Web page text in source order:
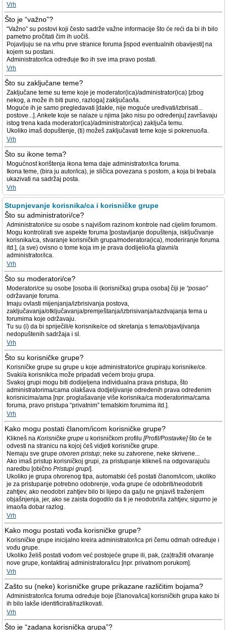
Vrh
Što je “važno”?
“Važno” su postovi koji često sadrže važne informacije što će reći da bi ih bilo
pametno pročitati čim ih uočiš.
Pojavljuju se na vrhu prve stranice foruma [ispod eventualnih obavijesti] na
kojem su postani.
Administrator/ica određuje tko ih sve ima pravo postati.
Vrh
Što su zaključane teme?
Zaključane teme su teme koje je moderator(ica)/administrator(ica) [zbog
nekog, a može ih biti puno, razloga] zaključao/la.
Moguće ih je samo pregledavati [dakle, nije moguće uređivati/izbrisati...
postove...]. Ankete koje se nalaze u njima [ako nisu po određenju] završavaju
istog trena kada moderator(ica)/administrator(ica) zaključa temu.
Ukoliko imaš dopuštenje, (ti) možeš zaključavati teme koje si pokrenuo/la.
Vrh
Što su ikone tema?
Mogućnost korištenja ikona tema daje administrator/ica foruma.
Ikona teme, (bira ju autor/ica), je sličica povezana s postom, a koja bi trebala
ukazivati na sadržaj posta.
Vrh
Stupnjevanje korisnika/ca i korisničke grupe
Što su administratori/ce?
Administratori/ce su osobe s najvišom razinom kontrole nad cijelim forumom.
Mogu kontrolirati sve aspekte foruma [postavljanje dopuštenja, isključivanje
korisnika/ca, stvaranje korisničkih grupa/moderatora(ica), moderiranje foruma
itd.], (a sve) ovisno o tome koja im je prava dodijelio/la glavni/a
administrator/ica.
Vrh
Što su moderatori/ce?
Moderatori/ce su osobe [osoba ili (korisnička) grupa osoba] čiji je “posao”
održavanje foruma.
Imaju ovlasti mijenjanja/izbrisivanja postova,
zaključavanja/otključavanja/premještanja/izbrisivanja/razdvajanja tema u
forumima koje održavaju.
Tu su (i) da bi spriječili/e korisnike/ce od skretanja s tema/objavljivanja
nedopuštenih sadržaja i sl.
Vrh
Što su korisničke grupe?
Korisničke grupe su grupe u koje administratori/ce grupiraju korisnike/ce.
Svaki/a korisnik/ca može pripadati većem broju grupa.
Svakoj grupi mogu biti dodijeljena individualna prava pristupa, što
administratorima/cama olakšava dodjeljivanje određenih prava određenim
korisnicima/ama [npr. proglašavanje više korisnika/ca moderatorima/cama
foruma, pravo pristupa “privatnim” tematskim forumima itd.].
Vrh
Kako mogu postati članom/icom korisničke grupe?
Klikneš na Korisničke grupe u korisničkom profilu [Profil/Postavke]što će te
odvesti na stranicu na kojoj ćeš vidjeti korisničke grupe.
Nemaju sve grupe otvoren pristup; neke su zatvorene, neke skrivene...
Ako imaš pristup korisničkoj grupi, za pristupanje klikneš na odgovarajuću
naredbu [obično Pristupi grupi].
Ukoliko je grupa otvorenog tipa, automatski ćeš postati članom/icom, ukoliko
je za pristupanje potrebno odobrenje, vođa grupe će odobriti/neodobriti
zahtjev, ako neodobri zahtjev bilo bi lijepo da ga/ju ne gnjaviš traženjem
objašnjenja, jer, ako se zaista dogodilo da ti je neodobri/la zahtjev, sigurno je
imao/la dobar razlog.
Vrh
Kako mogu postati vođa korisničke grupe?
Korisničke grupe inicijalno kreira administrator/ica pri čemu odmah određuje i
vođu grupe.
Ukoliko želiš postati vođom već postojeće grupe ili, pak, (za)tražiti otvaranje
nove grupe, kontaktiraj administratora/icu [npr. privatnom porukom].
Vrh
Zašto su (neke) korisničke grupe prikazane različitim bojama?
Administrator/ica foruma određuje boje [članova/ica] korisničkih grupa kako bi
ih bilo lakše identificirati/razlikovati.
Vrh
Što je “zadana korisnička grupa”?